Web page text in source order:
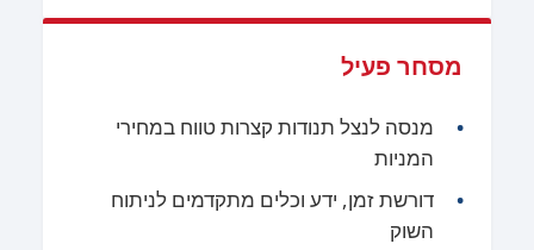
מסחר פעיל
מנסה לנצל תנודות קצרות טווח במחירי
המניות
דורשת זמן, ידע וכלים מתקדמים לניתוח
השוק